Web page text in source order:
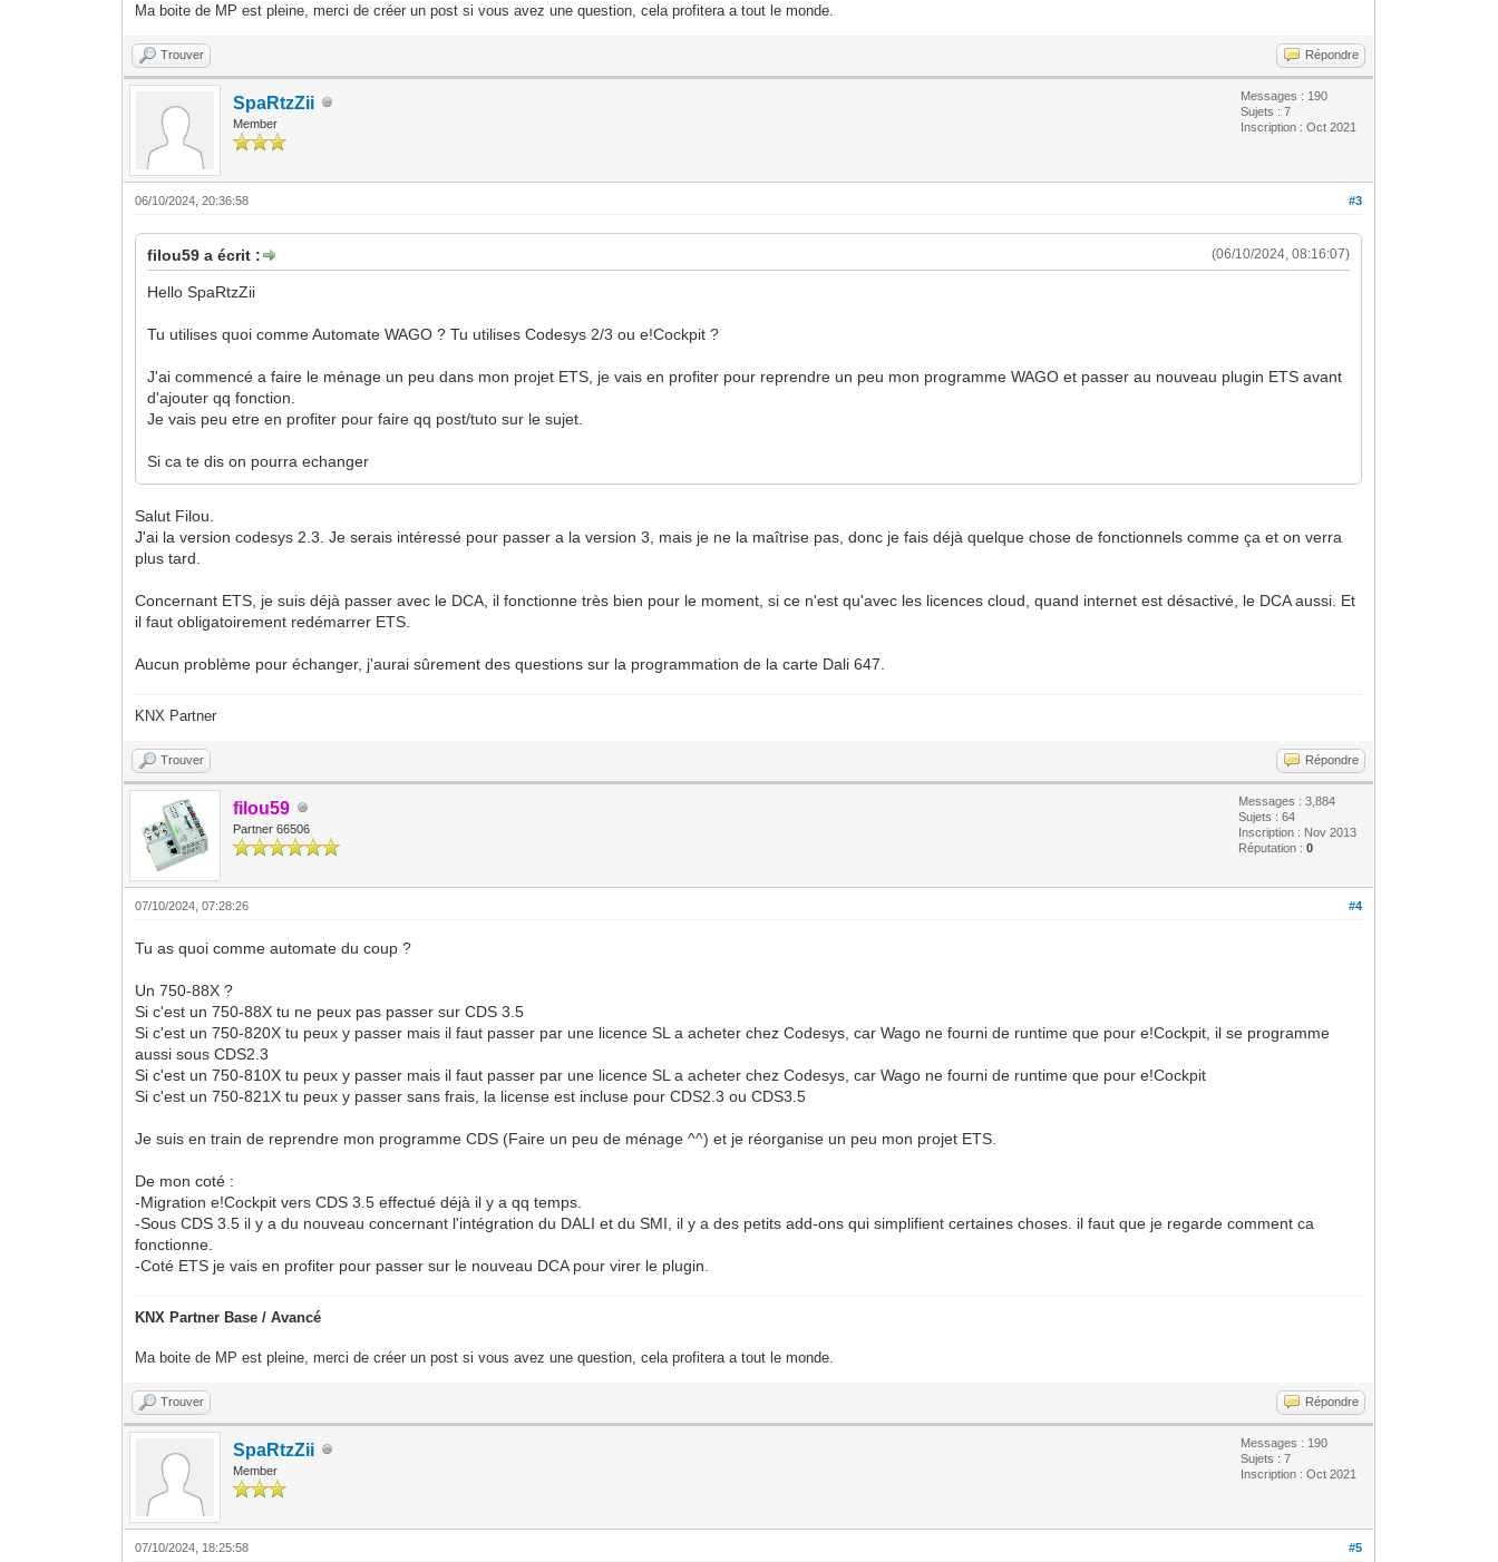
Ma boite de MP est pleine, merci de créer un post si vous avez une question, cela profitera a tout le monde.
Trouver Répondre
SpaRtzZii
Member
Messages : 190
Sujets : 7
Inscription : Oct 2021
#3
06/10/2024, 20:36:58
(06/10/2024, 08:16:07)
filou59 a écrit :
Hello SpaRtzZii
Tu utilises quoi comme Automate WAGO ? Tu utilises Codesys 2/3 ou e!Cockpit ?
J'ai commencé a faire le ménage un peu dans mon projet ETS, je vais en profiter pour reprendre un peu mon programme WAGO et passer au nouveau plugin ETS avant
d'ajouter qq fonction.
Je vais peu etre en profiter pour faire qq post/tuto sur le sujet.
Si ca te dis on pourra echanger
Salut Filou.
J'ai la version codesys 2.3. Je serais intéressé pour passer a la version 3, mais je ne la maîtrise pas, donc je fais déjà quelque chose de fonctionnels comme ça et on verra
plus tard.
Concernant ETS, je suis déjà passer avec le DCA, il fonctionne très bien pour le moment, si ce n'est qu'avec les licences cloud, quand internet est désactivé, le DCA aussi. Et
il faut obligatoirement redémarrer ETS.
Aucun problème pour échanger, j'aurai sûrement des questions sur la programmation de la carte Dali 647.
KNX Partner
Trouver Répondre
filou59
Partner 66506
Messages : 3,884
Sujets : 64
Inscription : Nov 2013
Réputation :0
#4
07/10/2024, 07:28:26
Tu as quoi comme automate du coup ?
Un 750-88X ?
Si c'est un 750-88X tu ne peux pas passer sur CDS 3.5
Si c'est un 750-820X tu peux y passer mais il faut passer par une licence SL a acheter chez Codesys, car Wago ne fourni de runtime que pour e!Cockpit, il se programme
aussi sous CDS2.3
Si c'est un 750-810X tu peux y passer mais il faut passer par une licence SL a acheter chez Codesys, car Wago ne fourni de runtime que pour e!Cockpit
Si c'est un 750-821X tu peux y passer sans frais, la license est incluse pour CDS2.3 ou CDS3.5
Je suis en train de reprendre mon programme CDS (Faire un peu de ménage ^^) et je réorganise un peu mon projet ETS.
De mon coté :
-Migration e!Cockpit vers CDS 3.5 effectué déjà il y a qq temps.
-Sous CDS 3.5 il y a du nouveau concernant l'intégration du DALI et du SMI, il y a des petits add-ons qui simplifient certaines choses. il faut que je regarde comment ca
fonctionne.
-Coté ETS je vais en profiter pour passer sur le nouveau DCA pour virer le plugin.
KNX Partner Base / Avancé
Ma boite de MP est pleine, merci de créer un post si vous avez une question, cela profitera a tout le monde.
Trouver Répondre
SpaRtzZii
Member
Messages : 190
Sujets : 7
Inscription : Oct 2021
#5
07/10/2024, 18:25:58